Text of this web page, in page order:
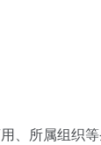
、所属组织